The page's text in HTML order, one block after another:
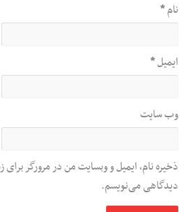
نام*
ایمیل*
وب‌ سایت
ذخیره نام، ایمیل و وبسایت من در مرورگر برای
دیدگاهی می‌نویسم.